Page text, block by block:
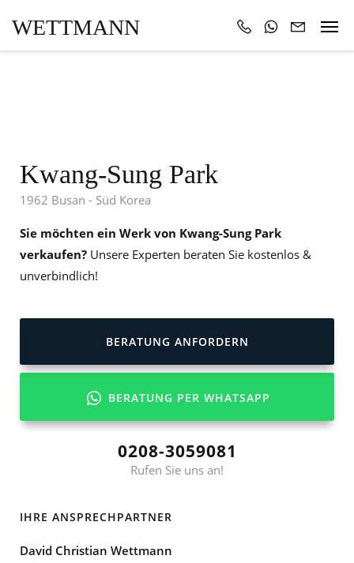
WETTMANN
Kwang-Sung Park
1962 Busan - Süd Korea
Sie möchten ein Werk von Kwang-Sung Park
verkaufen? Unsere Experten beraten Sie kostenlos &
unverbindlich!
BERATUNG ANFORDERN
BERATUNG PER WHATSAPP
0208-3059081
Rufen Sie uns an!
IHRE ANSPRECHPARTNER
David Christian Wettmann